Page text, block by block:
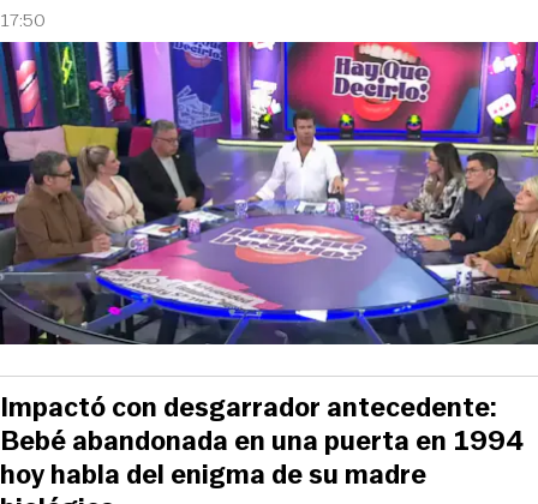
17:50
Impactó con desgarrador antecedente:
Bebé abandonada en una puerta en 1994
hoy habla del enigma de su madre